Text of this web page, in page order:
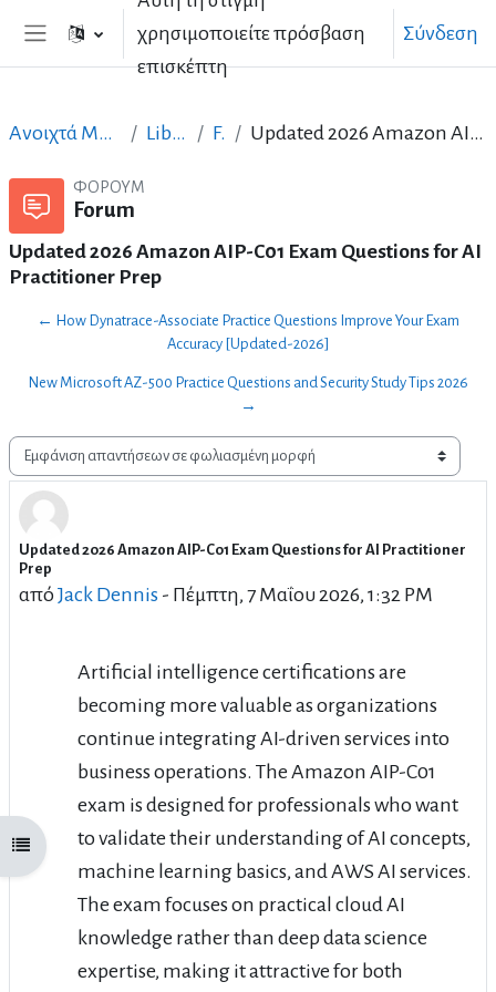
Μετάβαση στο κεντρικό περιεχόμενο
Πλευρικός πίνακας
χρησιμοποιείτε πρόσβαση
επισκέπτη
Σύνδεση
Άνοιγμα ευρετηρίου μαθήματος
Ανοιχτά Μαθήματα στα Ελληνικά LibreOffice_GR Forum Updated 2026 Amazon AIP-C01 Exam Questions for AI Practitioner Prep
ΦΌΡΟΥΜ
Forum
Updated 2026 Amazon AIP-C01 Exam Questions for AI
Practitioner Prep
← How Dynatrace-Associate Practice Questions Improve Your Exam
Accuracy [Updated-2026]
New Microsoft AZ-500 Practice Questions and Security Study Tips 2026
→
Λειτουργία εμφάνισης
Updated 2026 Amazon AIP-C01 Exam Questions for AI Practitioner
Prep
απόJack Dennis - Πέμπτη, 7 Μαΐου 2026, 1:32 PM
Αριθμός απαντήσεων: 0
Artificial intelligence certifications are
becoming more valuable as organizations
continue integrating AI-driven services into
business operations. The Amazon AIP-C01
exam is designed for professionals who want
to validate their understanding of AI concepts,
machine learning basics, and AWS AI services.
The exam focuses on practical cloud AI
knowledge rather than deep data science
expertise, making it attractive for both